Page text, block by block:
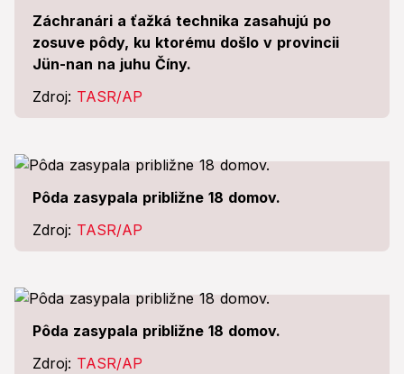
Záchranári a ťažká technika zasahujú po
zosuve pôdy, ku ktorému došlo v provincii
Jün-nan na juhu Číny.
Zdroj: TASR/AP
Pôda zasypala približne 18 domov.
Zdroj: TASR/AP
Pôda zasypala približne 18 domov.
Zdroj: TASR/AP